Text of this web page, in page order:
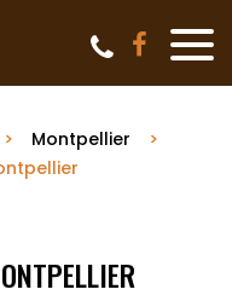
Montpellier